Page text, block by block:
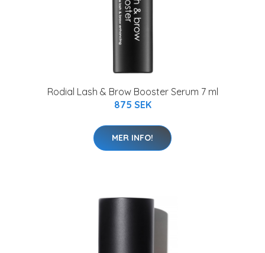
Rodial Lash & Brow Booster Serum 7 ml
875 SEK
MER INFO!